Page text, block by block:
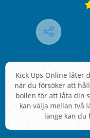
Kick Ups Online låter
när du försöker att
bollen för att låta din
kan välja mellan två
länge kan du